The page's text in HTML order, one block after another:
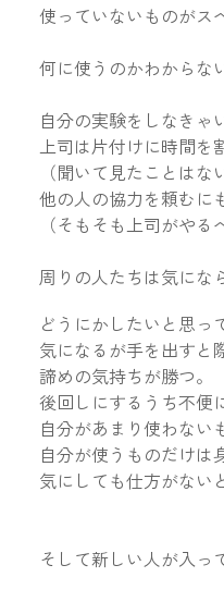
使っていないものがス
何に使うのかわからな
自分の実験をしなきゃ
上司は片付けに時間を
（聞いて見たことはな
他の人の協力を頼むに
（そもそも上司がや
周りの人たちは気にな
どうにかしたいと思っ
気になるが手を出すと
諦めの気持ちが勝つ。
後回しにするうち不便
自分があまり使わない
自分が使うものだけは
気にしても仕方がない
そして新しい人が入っ